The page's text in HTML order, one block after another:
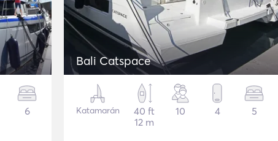
6
Bali Catspace
Katamarán
40 ft
12 m
10 4 5